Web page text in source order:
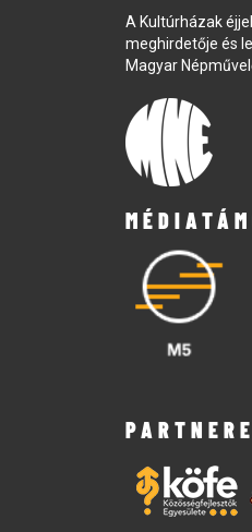
A Kultúrházak
meghirdetője és
Magyar